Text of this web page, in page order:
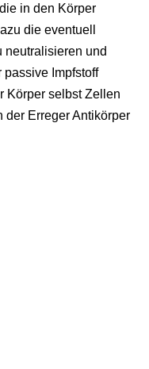
in den Körper
die eventuell
neutralisieren und
Impfstoff
Körper selbst Zellen
der Erreger Antikörper